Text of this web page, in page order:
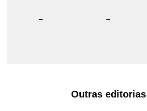
– –
Outras editorias